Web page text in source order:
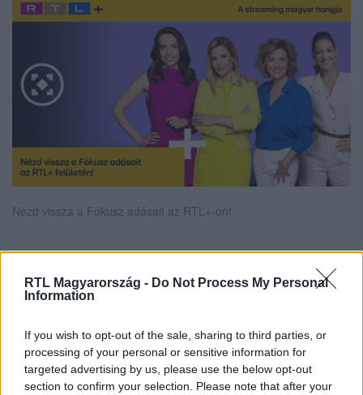
RTL Magyarország - Do Not Process My Personal
Information
If you wish to opt-out of the sale, sharing to third parties, or
processing of your personal or sensitive information for
targeted advertising by us, please use the below opt-out
section to confirm your selection. Please note that after your
Nézd vissza a Fókusz adásait az RTL+-on!
Itt állítsd be, hogy az RTL.hu az elsők között
legyen a Google-találatokban!